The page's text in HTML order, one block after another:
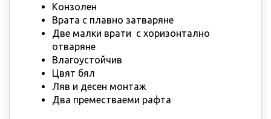
Конзолен
Врата с плавно затваряне
Две малки врати с хоризонтално
отваряне
Влагоустойчив
Цвят бял
Ляв и десен монтаж
Два преместваеми рафта